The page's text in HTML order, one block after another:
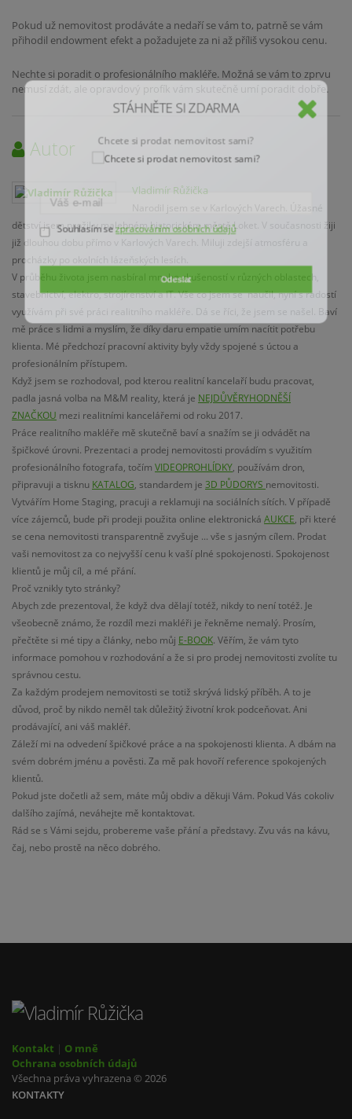
Pokud už nemovitost prodáváte a nedaří se vám to, patrně se vám
přihodil endowment efekt a požadujete za ni až příliš vysokou cenu.
Nechte si poradit o profesionálního makléře. Možná se vám to zprvu
nemusí zdát, ale opravdový profík vám skutečně umí poradit dobře.
Autor
Vladimír Růžička
Narodil jsem se v Karlových Varech. Úžasné
dětství jsem prožil v malebném historickém městě Loket. V současnosti žiji
již dlouhou dobu přímo v Karlových Varech. Miluji zdejší atmosféru a
procházky po okolních lázeňských lesích.
V průběhu života jsem nasbíral mnoho zkušeností v různých oblastech,
stavebnictví, elektro, strojírenství a IT. Vše co jsem se naučil, nyní s radostí
využívám při své práci realitního makléře. Dá se říci, že jsem se našel. Baví
mě práce s lidmi a myslím, že díky daru empatie umím nacítit potřebu
klienta. Mé předchozí pracovní aktivity byly vždy spojené s úctou a
profesionálním přístupem.
Když jsem se rozhodoval, pod kterou realitní kancelaří budu pracovat,
padla jasná volba na M&M reality, která je NEJDŮVĚRYHODNĚŠÍ
ZNAČKOU mezi realitními kancelářemi od roku 2017.
Práce realitního makléře mě skutečně baví a snažím se ji odvádět na
špičkové úrovni. Prezentaci a prodej nemovitosti provádím s využitím
profesionálního fotografa, točím VIDEOPROHLÍDKY , používám dron,
připravuji a tisknu KATALOG , standardem je 3D PŮDORYS nemovitosti.
Vytvářím Home Staging, pracuji a reklamuji na sociálních sítích. V případě
více zájemců, bude při prodeji použita online elektronická AUKCE , při které
se cena nemovitosti transparentně zvyšuje ... vše s jasným cílem. Prodat
vaši nemovitost za co nejvyšší cenu k vaší plné spokojenosti. Spokojenost
klientů je můj cíl, a mé přání.
Proč vznikly tyto stránky?
Abych zde prezentoval, že když dva dělají totéž, nikdy to není totéž. Je
všeobecně známo, že rozdíl mezi makléři je řekněme nemalý. Prosím,
přečtěte si mé tipy a články, nebo můj E-BOOK. Věřím, že vám tyto
informace pomohou v rozhodování a že si pro prodej nemovitosti zvolíte tu
správnou cestu.
Za každým prodejem nemovitosti se totiž skrývá lidský příběh. A to je
důvod, proč by nikdo neměl tak důležitý životní krok podceňovat. Ani
prodávající, ani váš makléř.
Záleží mi na odvedení špičkové práce a na spokojenosti klienta. A dbám na
svém dobrém jménu a pověsti. Za mě pak hovoří reference spokojených
klientů.
Pokud jste dočetli až sem, máte můj obdiv a děkuji Vám. Pokud Vás cokoliv
dalšího zajímá, neváhejte mě kontaktovat.
Rád se s Vámi sejdu, probereme vaše přání a představy. Zvu vás na kávu,
čaj, nebo prostě na něco dobrého.
Kontakt | O mně
Ochrana osobních údajů
Všechna práva vyhrazena © 2026
KONTAKTY
STÁHNĚTE SI ZDARMA
Chcete si prodat nemovitost sami?
Souhlasím sezpracováním osobních údajů
Odeslat